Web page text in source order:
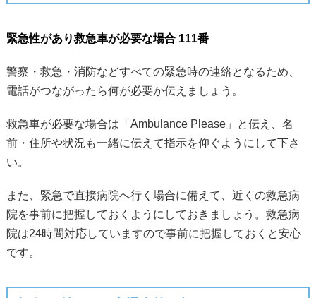
緊急性があり救急車が必要な場合 111番
警察・救急・消防などすべての緊急時の連絡となるため、
電話がつながったら何が必要か伝えましょう。
救急車が必要な場合は「Ambulance Please」と伝え、名
前・住所や状況も一緒に伝えて指示を仰ぐようにして下さ
い。
また、緊急で直接病院へ行く場合に備えて、近くの救急病
院を事前に把握しておくようにしておきましょう。救急病
院は24時間対応していますので事前に把握しておくと安心
です。